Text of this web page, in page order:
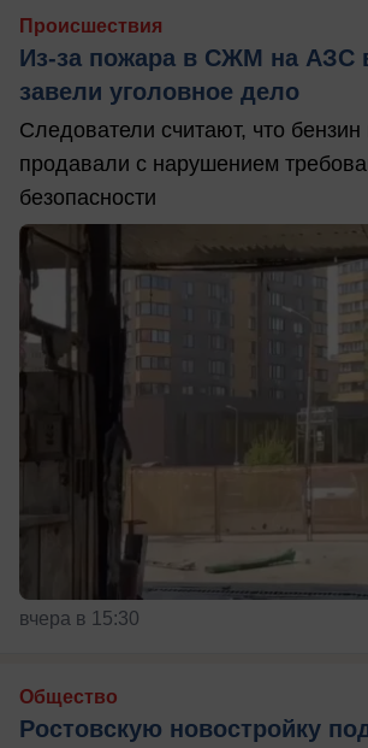
Происшествия
Из-за пожара в СЖМ на АЗС
завели уголовное дело
Следователи считают, что бензин
продавали с нарушением
безопасности
вчера в 15:30
Общество
Ростовскую новостройку